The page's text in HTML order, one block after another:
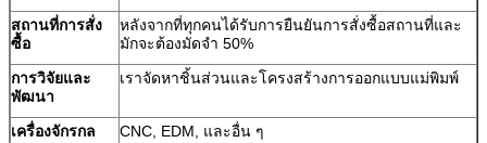
สถานที่การสั่ง
ซื้อ
หลังจากที่ทุกคนได้รับการยืนยันการสั่งซื้อสถานที่และ
มักจะต้องมัดจำ 50%
การวิจัยและ
พัฒนา
เราจัดหาชิ้นส่วนและโครงสร้างการออกแบบแม่พิมพ์
เครื่องจักรกล
CNC, EDM, และอื่น ๆ